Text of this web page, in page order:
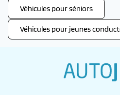
Véhicules pour séniors
Véhicules pour jeunes